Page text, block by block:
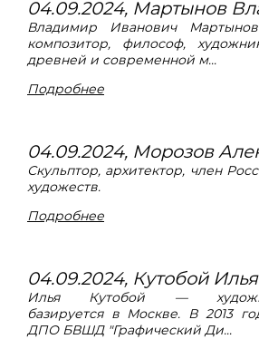
04.09.2024, Мартынов
Владимир Иванович
композитор, философ,
древней и современной м...
Подробнее
04.09.2024, Морозов
Скульптор, архитектор, член
художеств.
Подробнее
04.09.2024, Кутобой Илья
Илья Кутобой —
базируется в Москве. В 2013
ДПО БВШД "Графический Ди...